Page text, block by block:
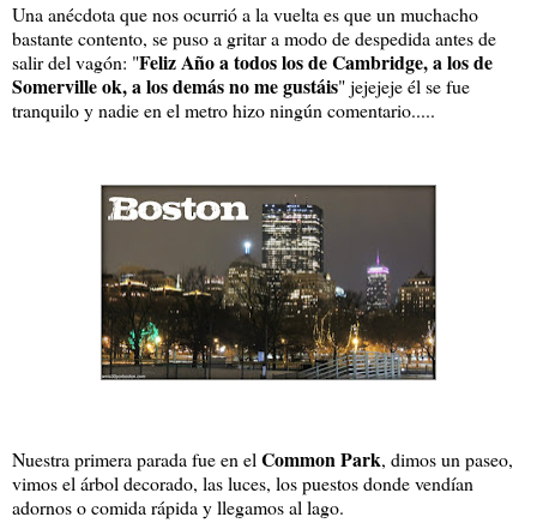
Una anécdota que nos ocurrió a la vuelta es que un muchacho
bastante contento, se puso a gritar a modo de despedida antes de
salir del vagón: "Feliz Año a todos los de Cambridge, a los de
Somerville ok, a los demás no me gustáis" jejejeje él se fue
tranquilo y nadie en el metro hizo ningún comentario.....
Nuestra primera parada fue en el Common Park, dimos un paseo,
vimos el árbol decorado, las luces, los puestos donde vendían
adornos o comida rápida y llegamos al lago.